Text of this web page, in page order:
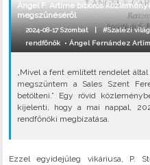
Ángel F. Artime bíboros
megszűnéséről
2024-08-17 Szombat |#Szalézi világ
rendfőnök •Ángel Fernández
„Mivel a fent említett rendelet
megszűntem a Sales Szent
betölteni.” Egy rövid
kijelenti, hogy a mai nappal,
rendfőnöki megbízatása.
Ezzel egyidejűleg vikáriusa, P.